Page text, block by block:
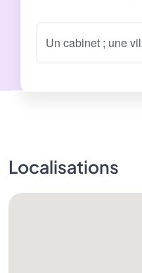
Localisations